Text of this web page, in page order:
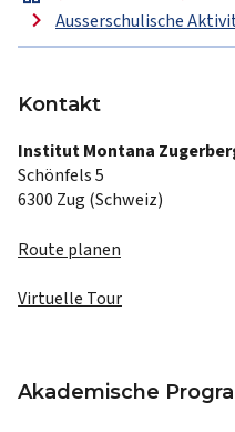
chevron_right Ausserschulische
Kontakt
Institut Montana
Schönfels 5
6300 Zug (Schweiz)
Route planen
Virtuelle Tour
Akademische